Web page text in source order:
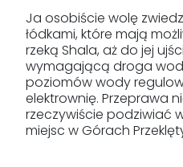
Ja osobiście wolę
łódkami, które mają
rzeką Shala, aż do jej
wymagającą droga
poziomów wody
elektrownię. Przeprawa
rzeczywiście podziwiać
miejsc w Górach